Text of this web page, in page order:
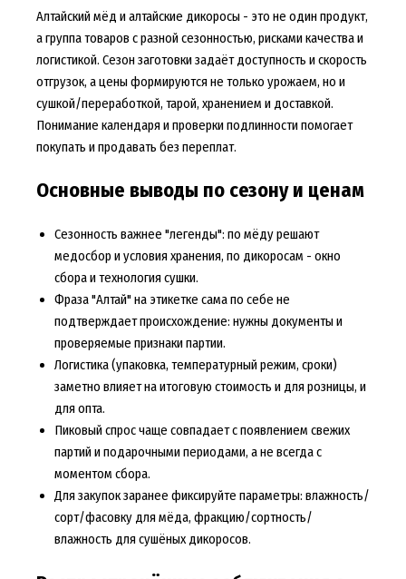
Алтайский мёд и алтайские дикоросы - это не один продукт,
а группа товаров с разной сезонностью, рисками качества и
логистикой. Сезон заготовки задаёт доступность и скорость
отгрузок, а цены формируются не только урожаем, но и
сушкой/переработкой, тарой, хранением и доставкой.
Понимание календаря и проверки подлинности помогает
покупать и продавать без переплат.
Основные выводы по сезону и ценам
Сезонность важнее "легенды": по мёду решают
медосбор и условия хранения, по дикоросам - окно
сбора и технология сушки.
Фраза "Алтай" на этикетке сама по себе не
подтверждает происхождение: нужны документы и
проверяемые признаки партии.
Логистика (упаковка, температурный режим, сроки)
заметно влияет на итоговую стоимость и для розницы, и
для опта.
Пиковый спрос чаще совпадает с появлением свежих
партий и подарочными периодами, а не всегда с
моментом сбора.
Для закупок заранее фиксируйте параметры: влажность/
сорт/фасовку для мёда, фракцию/сортность/
влажность для сушёных дикоросов.